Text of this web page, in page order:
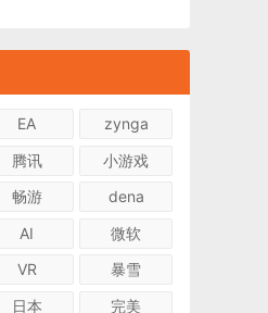
EA
zynga
腾讯
小游戏
畅游
dena
AI
微软
VR
暴雪
日本 完美